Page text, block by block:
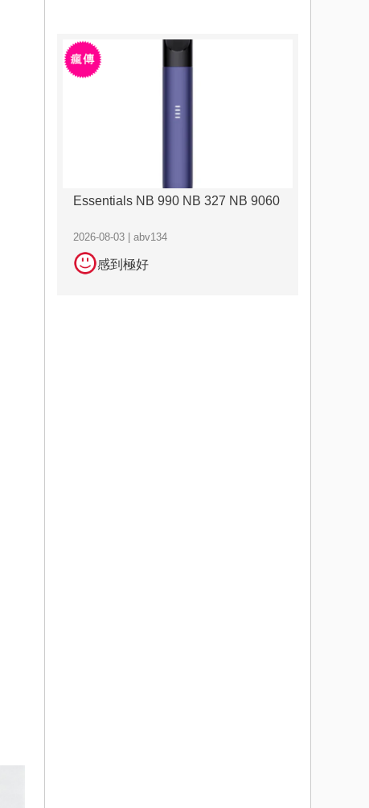
Essentials NB 990 NB 327 NB 9060
2026-08-03 | abv134
感到極好